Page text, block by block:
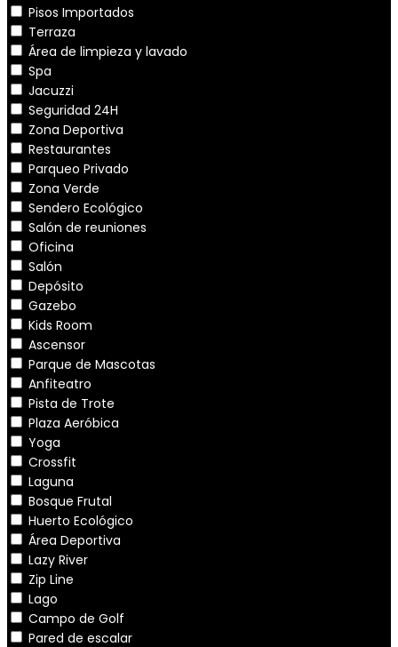
Pisos Importados
Terraza
Área de limpieza y lavado
Spa
Jacuzzi
Seguridad 24H
Zona Deportiva
Restaurantes
Parqueo Privado
Zona Verde
Sendero Ecológico
Salón de reuniones
Oficina
Salón
Depósito
Gazebo
Kids Room
Ascensor
Parque de Mascotas
Anfiteatro
Pista de Trote
Plaza Aeróbica
Yoga
Crossfit
Laguna
Bosque Frutal
Huerto Ecológico
Área Deportiva
Lazy River
Zip Line
Lago
Campo de Golf
Pared de escalar